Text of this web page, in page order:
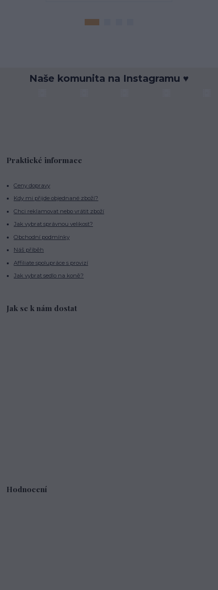
Naše komunita na Instagramu ♥
Praktické informace
Ceny dopravy
Kdy mi přijde objednané zboží?
Chci reklamovat nebo vrátit zboží
Jak vybrat správnou velikost?
Obchodní podmínky
Náš příběh
Affiliate spolupráce s provizí
Jak vybrat sedlo na koně?
Jak se k nám dostat
Hodnocení